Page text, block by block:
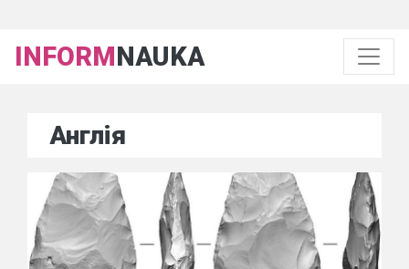
INFORMNAUKA
Англія